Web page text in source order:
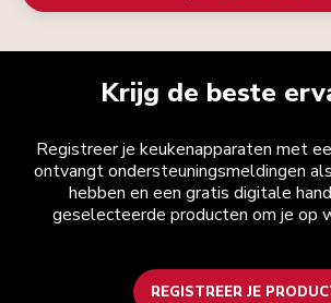
Krijg de beste
Registreer je keukenapparaten met
ontvangt ondersteuningsmeldingen
hebben en een gratis digitale
geselecteerde producten om je op
REGISTREER JE